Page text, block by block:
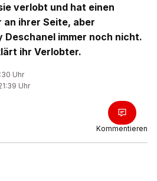
verlobt und hat einen
ihrer Seite, aber
immer noch nicht.
ihr Verlobter.
Uhr
Uhr
Kommentieren